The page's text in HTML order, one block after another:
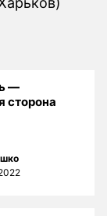
—
сторона